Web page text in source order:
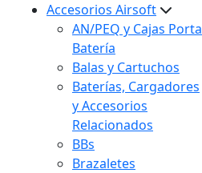
Accesorios Airsoft
AN/PEQ y Cajas Porta
Batería
Balas y Cartuchos
Baterías, Cargadores
y Accesorios
Relacionados
BBs
Brazaletes